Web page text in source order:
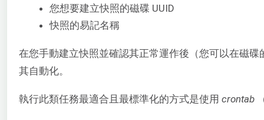
您想要建立快照的磁碟 UUID
快照的易記名稱
在您手動建立快照並確認其正常運作後（您可以在磁碟
其自動化。
執行此類任務最適合且最標準化的方式是使用 crontab